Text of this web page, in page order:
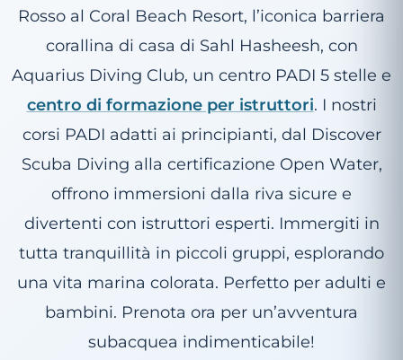
Rosso al Coral Beach Resort, l’iconica barriera
corallina di casa di Sahl Hasheesh, con
Aquarius Diving Club, un centro PADI 5 stelle e
centro di formazione per istruttori. I nostri
corsi PADI adatti ai principianti, dal Discover
Scuba Diving alla certificazione Open Water,
offrono immersioni dalla riva sicure e
divertenti con istruttori esperti. Immergiti in
tutta tranquillità in piccoli gruppi, esplorando
una vita marina colorata. Perfetto per adulti e
bambini. Prenota ora per un’avventura
subacquea indimenticabile!